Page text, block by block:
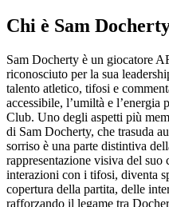
Chi è Sam
Sam Docherty è un giocatore
riconosciuto per la sua
talento atletico, tifosi e
accessibile, l’umiltà e
Club. Uno degli aspetti più
di Sam Docherty, che trasuda
sorriso è una parte distintiva
rappresentazione visiva del suo
interazioni con i tifosi, diventa
copertura della partita, delle
rafforzando il legame tra